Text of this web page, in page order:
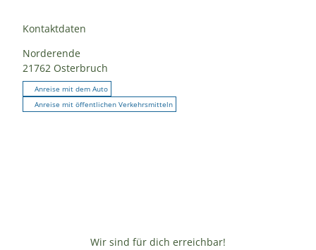
Kontaktdaten
Norderende
21762 Osterbruch
Anreise mit dem Auto
Anreise mit öffentlichen Verkehrsmitteln
Wir sind für dich erreichbar!